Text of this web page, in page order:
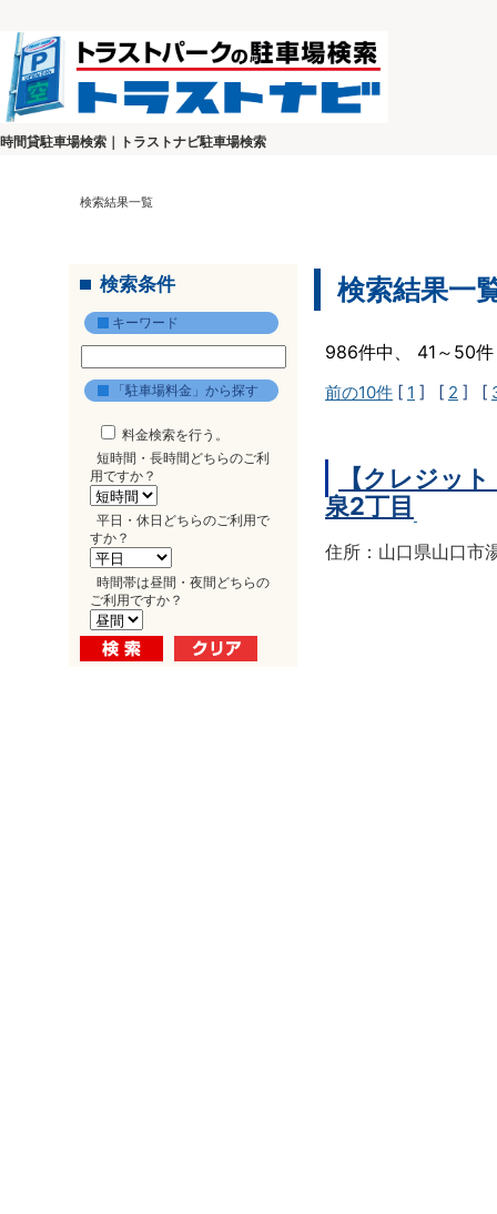
時間貸駐車場検索｜トラストナビ駐車場検索
検索結果一覧
検索条件
キーワード
「駐車場料金」から探す
料金検索を行う。
短時間・長時間どちらのご利
用ですか？
平日・休日どちらのご利用で
すか？
時間帯は昼間・夜間どちらの
ご利用ですか？
検索結果一
986件中、 41～50
前の10件 [ 1 ] [ 2 ] [
【クレジッ
泉2丁目
住所：山口県山口市